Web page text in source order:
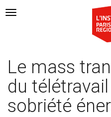
Navigation Toggle
Le mass
du
sobriété